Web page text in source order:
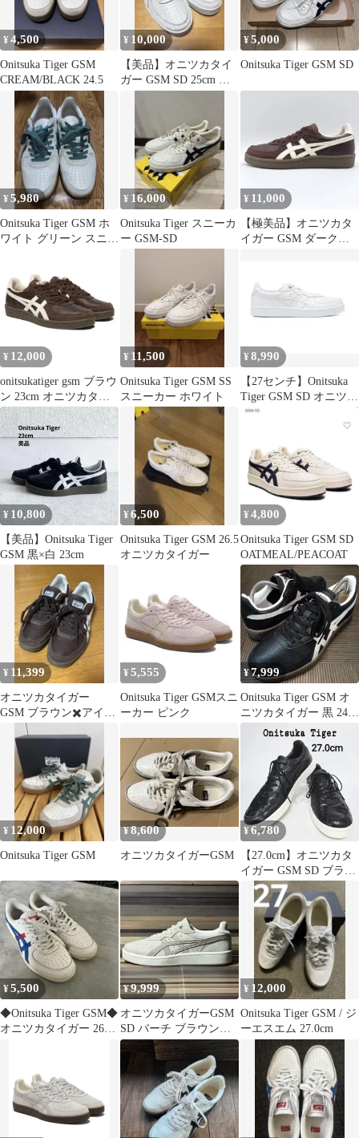
¥4,500
Onitsuka Tiger GSM
CREAM/BLACK 24.5
¥ 10,000
【美品】オニツカタイ
ガー GSM SD 25cm ホ
¥5,000
Onitsuka Tiger GSM SD
¥5,980
Onitsuka Tiger GSM ホ
ワイト グリーン スニー
¥ 16,000
Onitsuka Tiger スニーカ
ー GSM-SD
¥ 11,000
【極美品】オニツカタ
イガー GSM ダークブ
¥ 12,000
onitsukatiger gsm ブラウ
ン 23cm オニツカタイ
ガー
¥ 11,500
Onitsuka Tiger GSM SS
スニーカー ホワイト
¥8,990
【27センチ】Onitsuka
Tiger GSM SD オニツカ
タイガー
¥ 10,800
【美品】Onitsuka Tiger
GSM 黒×白 23cm
¥6,500
Onitsuka Tiger GSM 26.5
オニツカタイガー
¥ 4,800
Onitsuka Tiger GSM SD
OATMEAL/PEACOAT
¥ 11,399
オニツカタイガー
GSM ブラウン✖️アイボ
リー 23.0cm 箱あり
¥ 5,555
Onitsuka Tiger GSMスニ
ーカー ピンク
¥7,999
Onitsuka Tiger GSM オ
ニツカタイガー 黒 24.5
センチ
¥ 12,000
Onitsuka Tiger GSM
¥8,600
オニツカタイガーGSM
¥6,780
【27.0cm】オニツカタ
イガー GSM SD ブラッ
ク レザースニーカー
¥5,500
◆Onitsuka Tiger GSM◆
オニツカタイガー 26cm
¥9,999
オニツカタイガーGSM
SD バーチ ブラウン
23.5cm
¥ 12,000
Onitsuka Tiger GSM / ジ
ーエスエム 27.0cm